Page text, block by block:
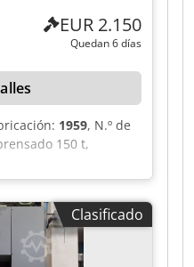
EUR 2.150
Quedan 6 días
1959, N.º de
150 t,
mm, tiempo de
de luz, fabricante
Chsdjzkav Depfx
forma parte de
Clasificado